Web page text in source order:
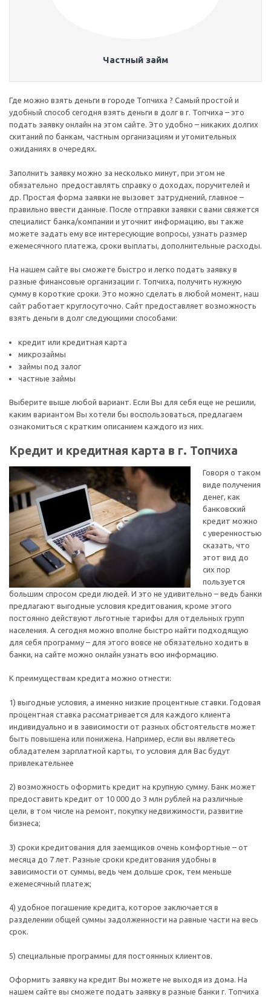
Частный займ
Где можно взять деньги в городе Топчиха ? Самый простой и
удобный способ сегодня взять деньги в долг в г. Топчиха – это
подать заявку онлайн на этом сайте. Это удобно – никаких долгих
скитаний по банкам, частным организациям и утомительных
ожиданиях в очередях.
Заполнить заявку можно за несколько минут, при этом не
обязательно предоставлять справку о доходах, поручителей и
др. Простая форма заявки не вызовет затруднений, главное –
правильно ввести данные. После отправки заявки с вами свяжется
специалист банка/компании и уточнит информацию, вы также
можете задать ему все интересующие вопросы, узнать размер
ежемесячного платежа, сроки выплаты, дополнительные расходы.
На нашем сайте вы сможете быстро и легко подать заявку в
разные финансовые организации г. Топчиха, получить нужную
сумму в короткие сроки. Это можно сделать в любой момент, наш
сайт работает круглосуточно. Сайт предоставляет возможность
взять деньги в долг следующими способами:
кредит или кредитная карта
микрозаймы
займы под залог
частные займы
Выберите выше любой вариант. Если Вы для себя еще не решили,
каким вариантом Вы хотели бы воспользоваться, предлагаем
ознакомиться с кратким описанием каждого из них.
Кредит и кредитная карта в г. Топчиха
Говоря о таком
виде получения
денег, как
банковский
кредит можно
с уверенностью
сказать, что
этот вид до
сих пор
пользуется
большим спросом среди людей. И это не удивительно – ведь банки
предлагают выгодные условия кредитования, кроме этого
постоянно действуют льготные тарифы для отдельных групп
населения. А сегодня можно вполне быстро найти подходящую
для себя программу – для этого вовсе не обязательно ходить в
банки, на сайте можно онлайн узнать всю информацию.
К преимуществам кредита можно отнести:
1) выгодные условия, а именно низкие процентные ставки. Годовая
процентная ставка рассматривается для каждого клиента
индивидуально и в зависимости от разных обстоятельств может
быть повышена или понижена. Например, если вы являетесь
обладателем зарплатной карты, то условия для Вас будут
привлекательнее
2) возможность оформить кредит на крупную сумму. Банк может
предоставить кредит от 10 000 до 3 млн рублей на различные
цели, в том числе на ремонт, покупку недвижимости, развитие
бизнеса;
3) сроки кредитования для заемщиков очень комфортные – от
месяца до 7 лет. Разные сроки кредитования удобны в
зависимости от суммы, ведь чем дольше срок, тем меньше
ежемесячный платеж;
4) удобное погашение кредита, которое заключается в
разделении общей суммы задолженности на равные части на весь
срок.
5) специальные программы для постоянных клиентов.
Оформить заявку на кредит Вы можете не выходя из дома. На
нашем сайте вы сможете подать заявку в разные банки г. Топчиха